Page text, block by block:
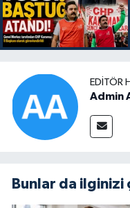
EDITÖR
Admin
Bunlar da ilginizi